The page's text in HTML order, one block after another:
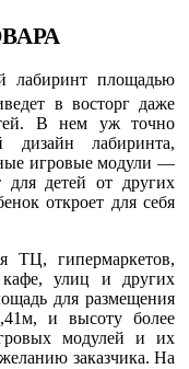
лабиринт площадью
в восторг даже
В нем уж точно
лабиринта,
игровые модули —
для детей от других
откроет для себя
ТЦ, гипермаркетов,
кафе, улиц и других
для размещения
и высоту более
модулей и их
заказчика. На